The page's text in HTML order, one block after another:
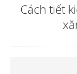
Cách tiết